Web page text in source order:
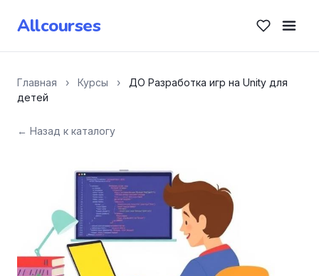
Allcourses
Главная › Курсы ›
ДО Разработка игр на Unity для
детей
← Назад к каталогу